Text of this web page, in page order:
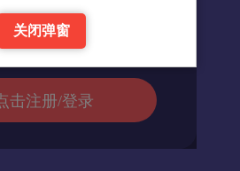
关闭弹窗
返回首页
击注册/登录